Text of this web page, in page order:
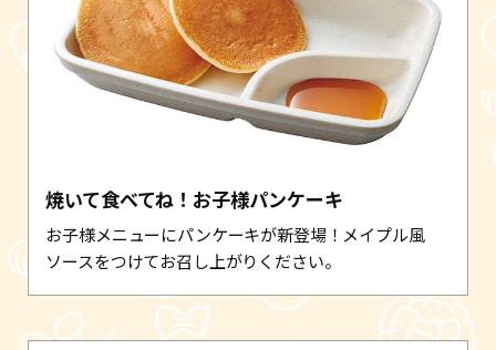
焼いて食べてね！お子様パンケーキ
お子様メニューにパンケーキが新登場！メイプル風
ソースをつけてお召し上がりください。